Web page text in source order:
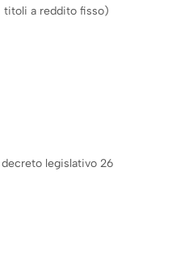
titoli a reddito fisso)
legislativo 26